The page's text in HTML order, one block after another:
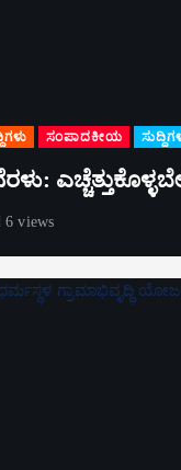
ಸಂಪಾದಕೀಯ
6 views